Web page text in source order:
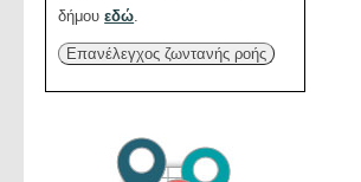
δήμουεδώ
Επανέλεγχος ζωντανής ροής